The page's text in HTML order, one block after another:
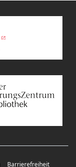
Barrierefreiheit